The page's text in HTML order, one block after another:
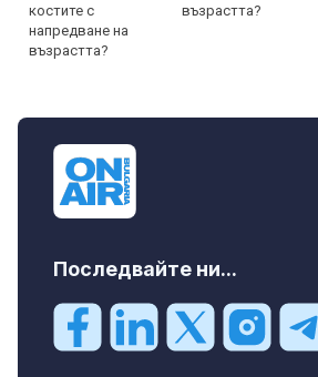
възрастта?
Последвайте ни...